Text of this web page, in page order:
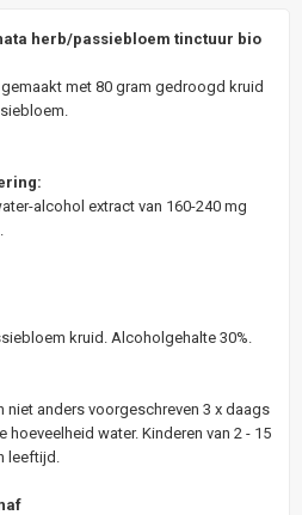
herb/passiebloem tinctuur bio
met 80 gram gedroogd kruid
alcohol extract van 160-240 mg
kruid. Alcoholgehalte 30%.
niet anders voorgeschreven 3 x daags
water. Kinderen van 2 - 15
leeftijd.